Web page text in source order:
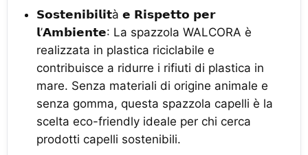
𝗦𝗼𝘀𝘁𝗲𝗻𝗶𝗯𝗶𝗹𝗶𝘁à 𝗲 𝗥𝗶𝘀𝗽𝗲𝘁𝘁𝗼 𝗽𝗲𝗿
𝗹’𝗔𝗺𝗯𝗶𝗲𝗻𝘁𝗲: La spazzola WALCORA è
realizzata in plastica riciclabile e
contribuisce a ridurre i rifiuti di plastica in
mare. Senza materiali di origine animale e
senza gomma, questa spazzola capelli è la
scelta eco-friendly ideale per chi cerca
prodotti capelli sostenibili.